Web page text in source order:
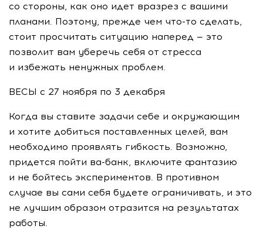
со стороны, как оно идет вразрез с вашими
планами. Поэтому, прежде чем что-то сделать,
стоит просчитать ситуацию наперед — это
позволит вам уберечь себя от стресса
и избежать ненужных проблем.
ВЕСЫ с 27 ноября по 3 декабря
Когда вы ставите задачи себе и окружающим
и хотите добиться поставленных целей, вам
необходимо проявлять гибкость. Возможно,
придется пойти ва-банк, включите фантазию
и не бойтесь экспериментов. В противном
случае вы сами себя будете ограничивать, и это
не лучшим образом отразится на результатах
работы.